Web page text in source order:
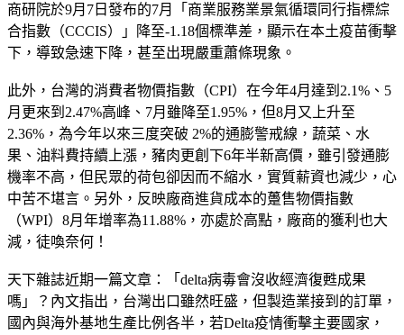
商研院於9月7日發布的7月「商業服務業景氣循環同行指標綜
合指數（CCCIS）」降至-1.18個標準差，顯示在本土疫苗衝擊
下，導致急速下降，甚至出現嚴重蕭條現象。
此外，台灣的消費者物價指數（CPI）在今年4月達到2.1%、5
月更來到2.47%高峰、7月雖降至1.95%，但8月又上升至
2.36%，為今年以來三度突破 2%的通膨警戒線，蔬菜、水
果、油料費持續上漲，豬肉更創下6年半新高價，雖引發通膨
機率不高，但民眾的荷包卻因而不縮水，實質薪資也減少，心
中苦不堪言。另外，反映廠商進貨成本的躉售物價指數
（WPI）8月年增率為11.88%，亦處於高點，廠商的獲利也大
減，徒喚奈何！
天下雜誌近期一篇文章：「delta病毒會沒收經濟復甦成果
嗎」？內文指出，台灣出口雖然旺盛，但製造業接到的訂單，
國內與海外基地生產比例各半，若Delta疫情衝擊主要國家，